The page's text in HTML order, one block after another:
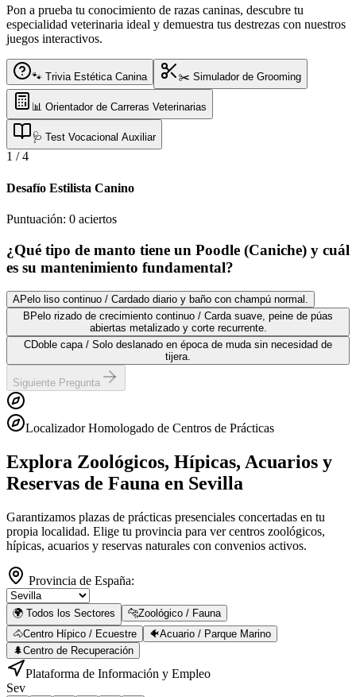
Pon a prueba tu conocimiento de razas caninas, descubre tu
especialidad veterinaria ideal y demuestra tus destrezas con nuestros
juegos interactivos.
🐾 Trivia Estética Canina ✂️ Simulador de Grooming
📊 Orientador de Carreras Veterinarias
🩺 Test Vocacional Auxiliar
1 /4
Desafío Estilista Canino
Puntuación: 0 aciertos
¿Qué tipo de manto tiene un Poodle (Caniche) y cuál
es su mantenimiento fundamental?
APelo liso continuo / Cardado diario y baño con champú normal.
B Pelo rizado de crecimiento continuo / Carda suave, peine de púas
abiertas metalizado y corte recurrente.
CDoble capa / Solo deslanado en época de muda sin necesidad de
tijera.
Siguiente Pregunta
Localizador Homologado de Centros de Prácticas
Explora Zoológicos, Hípicas, Acuarios y
Reservas de Fauna en Sevilla
Garantizamos plazas de prácticas presenciales concertadas en tu
propia localidad. Elige tu provincia para ver centros zoológicos,
hípicas, acuarios y reservas naturales con convenios activos.
Provincia de España:
🌍 Todos los Sectores 🐆Zoológico / Fauna
🐴Centro Hípico / Ecuestre 🐠Acuario / Parque Marino
🌲Centro de Recuperación
Plataforma de Información y Empleo
Sev